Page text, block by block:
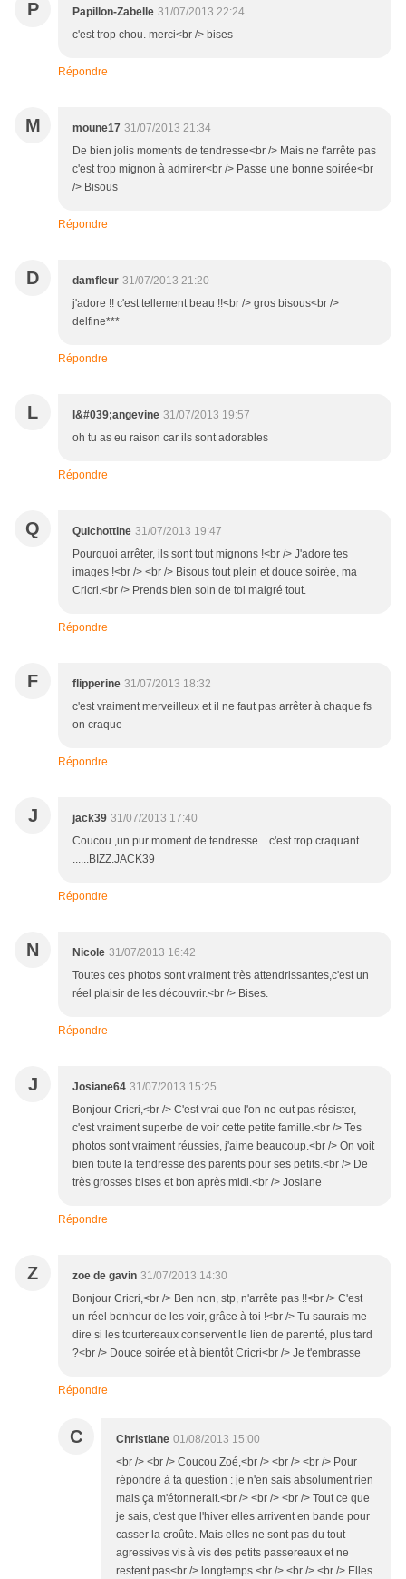
P Papillon-Zabelle 31/07/2013 22:24
c'est trop chou. merci<br /> bises
Répondre
M moune17 31/07/2013 21:34
De bien jolis moments de tendresse<br /> Mais ne t'arrête pas
c'est trop mignon à admirer<br /> Passe une bonne soirée<br
/> Bisous
Répondre
D damfleur 31/07/2013 21:20
j'adore !! c'est tellement beau !!<br /> gros bisous<br />
delfine***
Répondre
L l&#039;angevine 31/07/2013 19:57
oh tu as eu raison car ils sont adorables
Répondre
Q Quichottine 31/07/2013 19:47
Pourquoi arrêter, ils sont tout mignons !<br /> J'adore tes
images !<br /> <br /> Bisous tout plein et douce soirée, ma
Cricri.<br /> Prends bien soin de toi malgré tout.
Répondre
F flipperine 31/07/2013 18:32
c'est vraiment merveilleux et il ne faut pas arrêter à chaque fs
on craque
Répondre
J jack39 31/07/2013 17:40
Coucou ,un pur moment de tendresse ...c'est trop craquant
......BIZZ.JACK39
Répondre
N Nicole 31/07/2013 16:42
Toutes ces photos sont vraiment très attendrissantes,c'est un
réel plaisir de les découvrir.<br /> Bises.
Répondre
J Josiane64 31/07/2013 15:25
Bonjour Cricri,<br /> C'est vrai que l'on ne eut pas résister,
c'est vraiment superbe de voir cette petite famille.<br /> Tes
photos sont vraiment réussies, j'aime beaucoup.<br /> On voit
bien toute la tendresse des parents pour ses petits.<br /> De
très grosses bises et bon après midi.<br /> Josiane
Répondre
Z zoe de gavin 31/07/2013 14:30
Bonjour Cricri,<br /> Ben non, stp, n'arrête pas !!<br /> C'est
un réel bonheur de les voir, grâce à toi !<br /> Tu saurais me
dire si les tourtereaux conservent le lien de parenté, plus tard
?<br /> Douce soirée et à bientôt Cricri<br /> Je t'embrasse
Répondre
C Christiane 01/08/2013 15:00
<br /> <br /> Coucou Zoé,<br /> <br /> <br /> Pour
répondre à ta question : je n'en sais absolument rien
mais ça m'étonnerait.<br /> <br /> <br /> Tout ce que
je sais, c'est que l'hiver elles arrivent en bande pour
casser la croûte. Mais elles ne sont pas du tout
agressives vis à vis des petits passereaux et ne
restent pas<br /> longtemps.<br /> <br /> <br /> Elles